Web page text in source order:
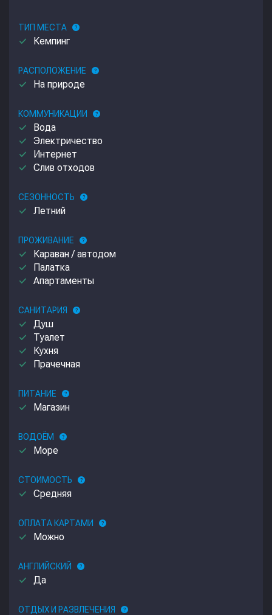
ТИП МЕСТА help
done Кемпинг
РАСПОЛОЖЕНИЕ help
done На природе
КОММУНИКАЦИИ help
done Вода
done Электричество
done Интернет
done Слив отходов
СЕЗОННОСТЬ help
done Летний
ПРОЖИВАНИЕ help
done Караван / автодом
done Палатка
done Апартаменты
САНИТАРИЯ help
done Душ
done Туалет
done Кухня
done Прачечная
ПИТАНИЕ help
done Магазин
ВОДОЁМ help
done Море
СТОИМОСТЬ help
done Средняя
ОПЛАТА КАРТАМИ help
done Можно
АНГЛИЙСКИЙ help
done Да
ОТДЫХ И РАЗВЛЕЧЕНИЯ help